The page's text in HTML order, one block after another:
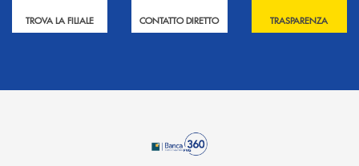
TROVA LA FILIALE CONTATTO DIRETTO TRASPARENZA